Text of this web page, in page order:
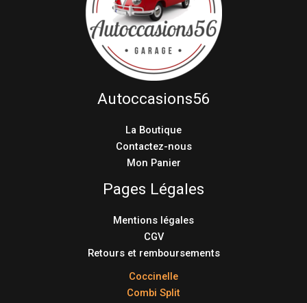
Autoccasions56
La Boutique
Contactez-nous
Mon Panier
Pages Légales
Mentions légales
CGV
Retours et remboursements
Coccinelle
Combi Split